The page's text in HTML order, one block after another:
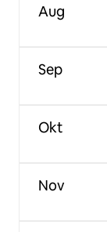
Aug
Sep
Okt
Nov